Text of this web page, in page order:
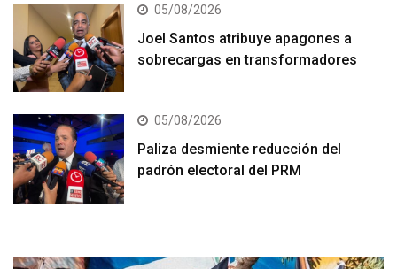
05/08/2026
Joel Santos atribuye apagones a
sobrecargas en transformadores
05/08/2026
Paliza desmiente reducción del
padrón electoral del PRM